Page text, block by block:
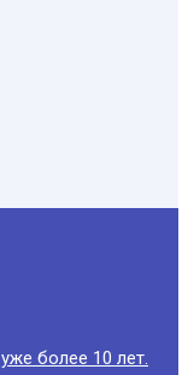
более 10 лет.